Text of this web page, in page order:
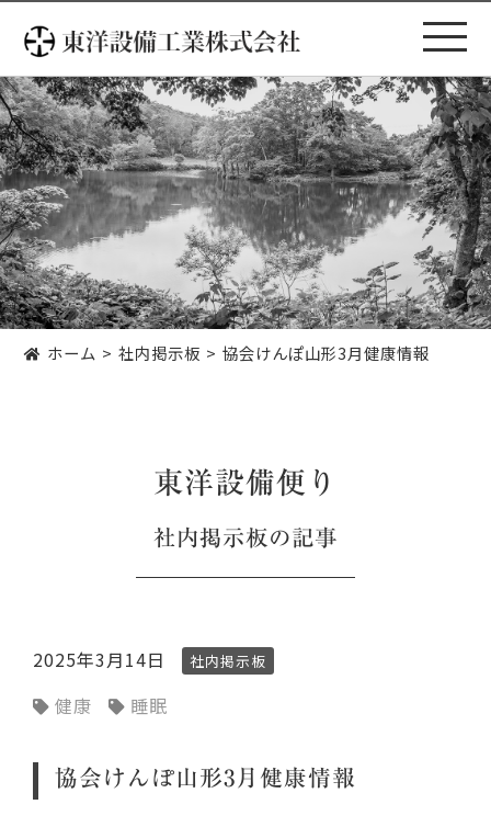
テ
ン
ツ
へ
ス
キ
ッ
プ
ホーム 社内掲示板 協会けんぽ山形3月健康情報
東洋設備便り
社内掲示板の記事
2025年3月14日 社内掲示板
健康 睡眠
協会けんぽ山形3月健康情報